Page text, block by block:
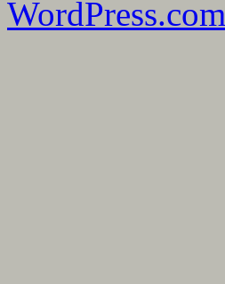
WordPress.com